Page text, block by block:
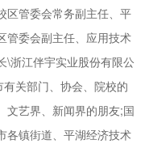
区管委会常务副主任、平
管委会副主任、应用技术
\浙江伴宇实业股份有限公
关部门、协会、院校的
文艺界、新闻界的朋友;国
各镇街道、平湖经济技术